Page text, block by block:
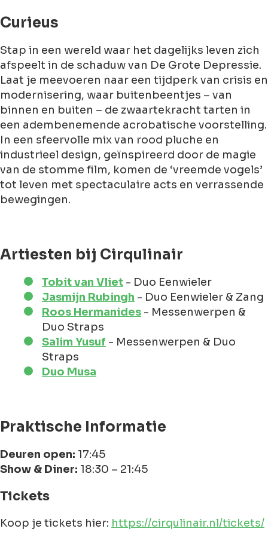
Curieus
Stap in een wereld waar het dagelijks leven zich
afspeelt in de schaduw van De Grote Depressie.
Laat je meevoeren naar een tijdperk van crisis en
modernisering, waar buitenbeentjes – van
binnen en buiten – de zwaartekracht tarten in
een adembenemende acrobatische voorstelling.
In een sfeervolle mix van rood pluche en
industrieel design, geïnspireerd door de magie
van de stomme film, komen de ‘vreemde vogels’
tot leven met spectaculaire acts en verrassende
bewegingen.
Artiesten bij Cirqulinair
Tobit van Vliet - Duo Eenwieler
Jasmijn Rubingh - Duo Eenwieler & Zang
Roos Hermanides - Messenwerpen &
Duo Straps
Salim Yusuf - Messenwerpen & Duo
Straps
Duo Musa
Praktische Informatie
Deuren open: 17:45
Show & Diner: 18:30 – 21:45
Tickets
Koop je tickets hier: https://cirqulinair.nl/tickets/